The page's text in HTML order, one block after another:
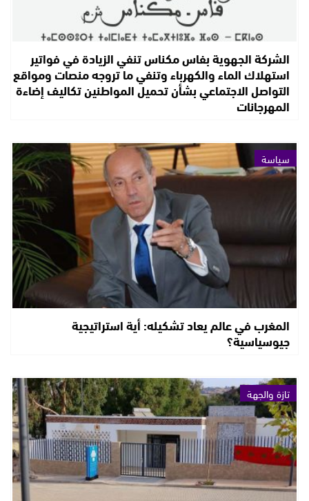
الشركة الجهوية بفاس مكناس تنفي الزيادة في فواتير
استهلاك الماء والكهرباء وتنفي ما تروجه منصات ومواقع
التواصل الاجتماعي بشأن تحميل المواطنين تكاليف إضاءة
المهرجانات
سياسة
المغرب في عالم يعاد تشكيله: أية استراتيجية
جيوسياسية؟
تازة والجهة